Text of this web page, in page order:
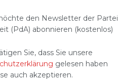
den Newsletter der Partei
(PdA) abonnieren (kostenlos)
Sie, dass Sie unsere
gelesen haben
auch akzeptieren.